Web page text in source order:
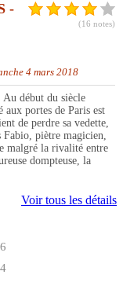
(16 notes)
-
4 mars 2018
début du siècle
portes de Paris est
de perdre sa vedette,
piètre magicien,
malgré la rivalité entre
dompteuse, la
Voir tous les détails
6
4